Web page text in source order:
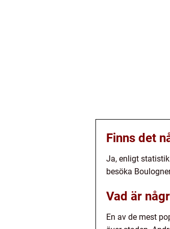
Finns det
Ja, enligt
besöka
Vad är
En av de mest